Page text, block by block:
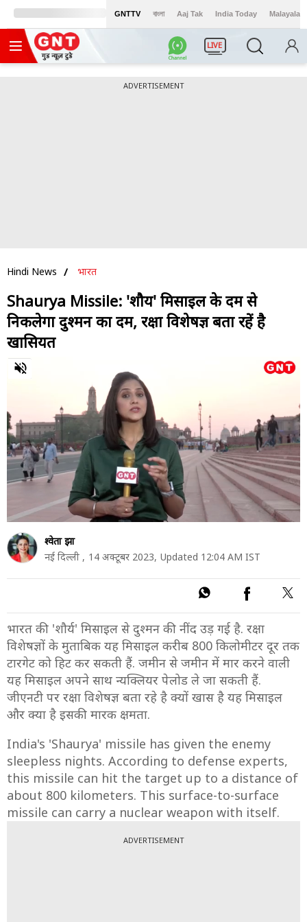
GNTTV বাংলা Aaj Tak India Today Malayalam
LIVE
ADVERTISEMENT
Hindi News भारत
Shaurya Missile: 'शौर्य' मिसाइल के दम से
निकलेगा दुश्मन का दम, रक्षा विशेषज्ञ बता रहें है
खासियत
0
of
seconds
श्वेता झा
नई दिल्ली , 14 अक्टूबर 2023, Updated 12:04 AM IST
भारत की 'शौर्य' मिसाइल से दुश्मन की नींद उड़ गई है. रक्षा
विशेषज्ञों के मुताबिक यह मिसाइल करीब 800 किलोमीटर दूर तक
टारगेट को हिट कर सकती हैं. जमीन से जमीन में मार करने वाली
यह मिसाइल अपने साथ न्यक्लियर पेलोड ले जा सकती हैं.
जीएनटी पर रक्षा विशेषज्ञ बता रहे है क्यों खास है यह मिसाइल
और क्या है इसकी मारक क्षमता.
India's 'Shaurya' missile has given the enemy
sleepless nights. According to defense experts,
this missile can hit the target up to a distance of
about 800 kilometers. This surface-to-surface
missile can carry a nuclear weapon with itself.
ADVERTISEMENT